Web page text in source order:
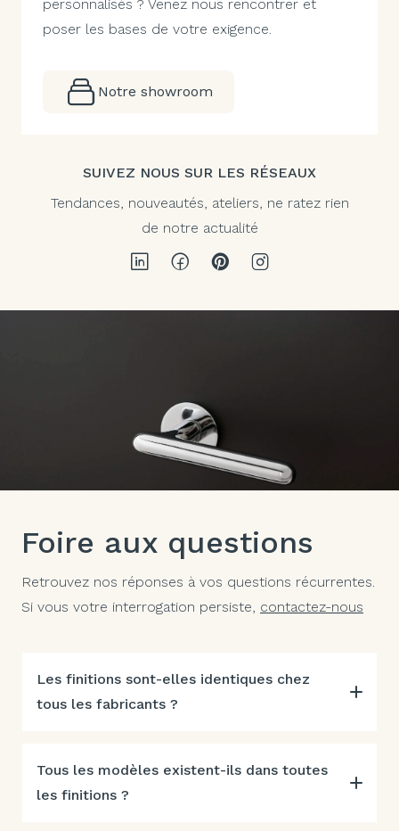
personnalisés ? Venez nous rencontrer et
poser les bases de votre exigence.
Notre showroom
SUIVEZ NOUS SUR LES RÉSEAUX
Tendances, nouveautés, ateliers, ne ratez rien
de notre actualité
Foire aux questions
Retrouvez nos réponses à vos questions récurrentes.
Si vous votre interrogation persiste, contactez-nous
Les finitions sont-elles identiques chez
tous les fabricants ?
Tous les modèles existent-ils dans toutes
les finitions ?